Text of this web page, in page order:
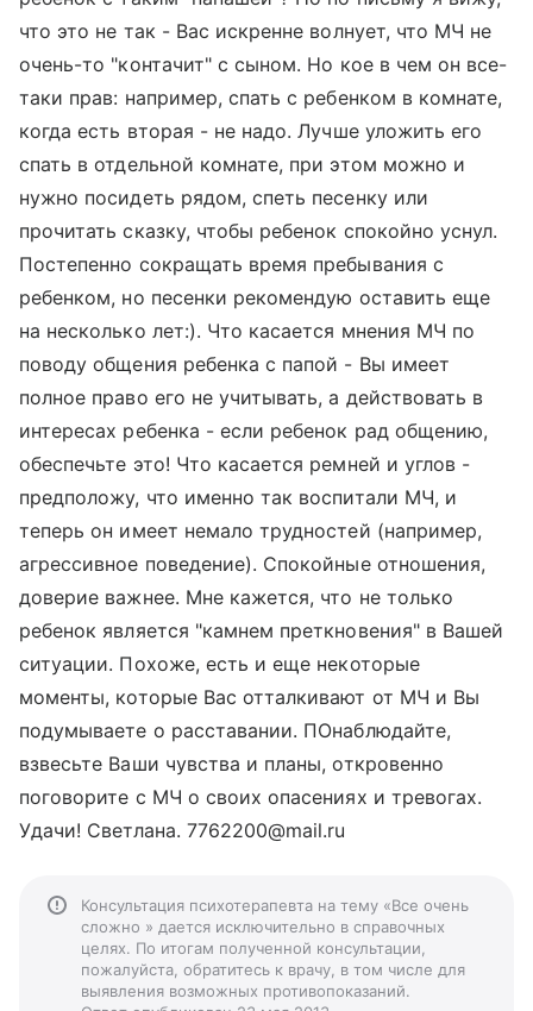
что это не так - Вас искренне волнует, что МЧ не
очень-то "контачит" с сыном. Но кое в чем он все-
таки прав: например, спать с ребенком в комнате,
когда есть вторая - не надо. Лучше уложить его
спать в отдельной комнате, при этом можно и
нужно посидеть рядом, спеть песенку или
прочитать сказку, чтобы ребенок спокойно уснул.
Постепенно сокращать время пребывания с
ребенком, но песенки рекомендую оставить еще
на несколько лет:). Что касается мнения МЧ по
поводу общения ребенка с папой - Вы имеет
полное право его не учитывать, а действовать в
интересах ребенка - если ребенок рад общению,
обеспечьте это! Что касается ремней и углов -
предположу, что именно так воспитали МЧ, и
теперь он имеет немало трудностей (например,
агрессивное поведение). Спокойные отношения,
доверие важнее. Мне кажется, что не только
ребенок является "камнем преткновения" в Вашей
ситуации. Похоже, есть и еще некоторые
моменты, которые Вас отталкивают от МЧ и Вы
подумываете о расставании. ПОнаблюдайте,
взвесьте Ваши чувства и планы, откровенно
поговорите с МЧ о своих опасениях и тревогах.
Удачи! Светлана. 7762200@mail.ru
Консультация психотерапевта на тему «Все очень
сложно » дается исключительно в справочных
целях. По итогам полученной консультации,
пожалуйста, обратитесь к врачу, в том числе для
выявления возможных противопоказаний.